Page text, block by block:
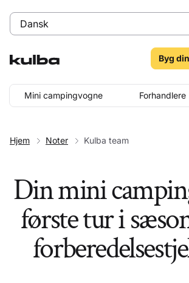
Mini campingvogne Forhandlere
Byg din
Hjem Noter Kulba team
Din mini
første tur i